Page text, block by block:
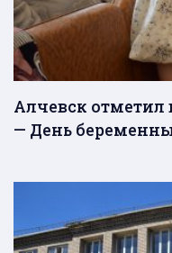
Алчевск отметил
— День